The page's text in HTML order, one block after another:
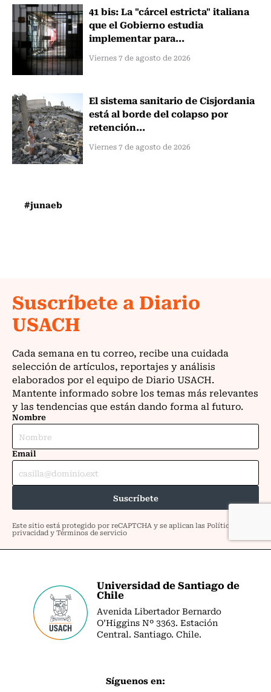
41 bis: La "cárcel estricta" italiana
que el Gobierno estudia
implementar para...
Viernes 7 de agosto de 2026
El sistema sanitario de Cisjordania
está al borde del colapso por
retención...
Viernes 7 de agosto de 2026
#junaeb
Universidad de Santiago de
Chile
Avenida Libertador Bernardo
O’Higgins Nº 3363. Estación
Central. Santiago. Chile.
Síguenos en: